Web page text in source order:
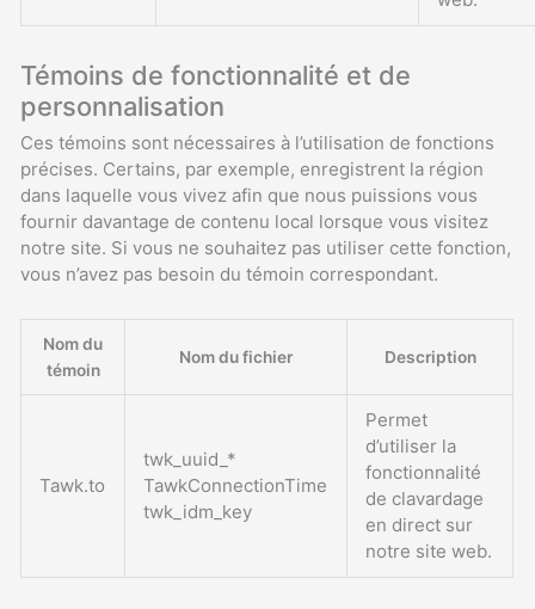
Témoins de fonctionnalité et de
personnalisation
Ces témoins sont nécessaires à l’utilisation de fonctions
précises. Certains, par exemple, enregistrent la région
dans laquelle vous vivez afin que nous puissions vous
fournir davantage de contenu local lorsque vous visitez
notre site. Si vous ne souhaitez pas utiliser cette fonction,
vous n’avez pas besoin du témoin correspondant.
Nom du
témoin
Nom du fichier Description
Tawk.to
twk_uuid_*
TawkConnectionTime
twk_idm_key
Permet
d’utiliser la
fonctionnalité
de clavardage
en direct sur
notre site web.